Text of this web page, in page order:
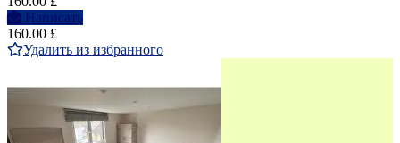
Написать
160.00 £
Удалить из избранного